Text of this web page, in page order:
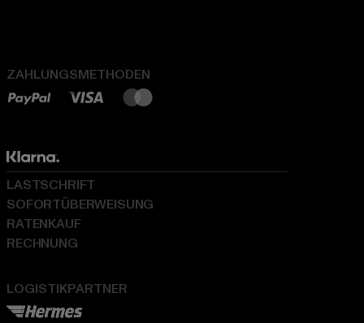
ZAHLUNGSMETHODEN
LOGISTIKPARTNER
LASTSCHRIFT
SOFORTÜBERWEISUNG
RATENKAUF
RECHNUNG